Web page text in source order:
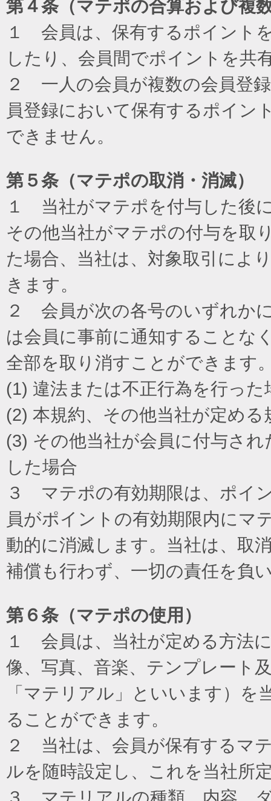
第４条（マテポの合算および複
１ 会員は、保有するポイント
したり、会員間でポイントを共
２ 一人の会員が複数の会員登
員登録において保有するポイン
できません。
第５条（マテポの取消・消滅）
１ 当社がマテポを付与した後
その他当社がマテポの付与を取
た場合、当社は、対象取引によ
きます。
２ 会員が次の各号のいずれか
は会員に事前に通知することな
全部を取り消すことができます
(1) 違法または不正行為を行った
(2) 本規約、その他当社が定め
(3) その他当社が会員に付与さ
した場合
３ マテポの有効期限は、ポイ
員がポイントの有効期限内にマ
動的に消滅します。当社は、取
補償も行わず、一切の責任を負
第６条（マテポの使用）
１ 会員は、当社が定める方法
像、写真、音楽、テンプレート
「マテリアル」といいます）
ることができます。
２ 当社は、会員が保有するマ
ルを随時設定し、これを当社所